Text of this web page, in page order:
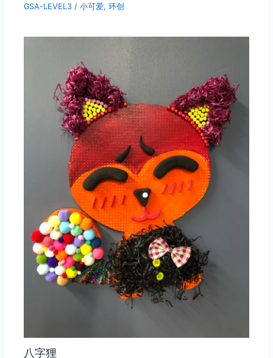
GSA-LEVEL3 /小可爱,环创
八字狸